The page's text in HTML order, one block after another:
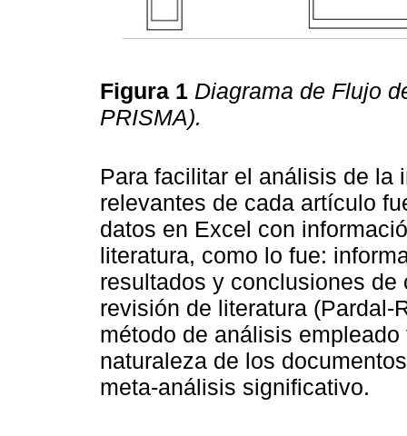
Figura 1 Diagrama de Flujo
PRISMA).
Para facilitar el análisis de la
relevantes de cada artículo
datos en Excel con
literatura, como lo fue:
resultados y conclusiones
revisión de literatura (Pardal-
método de análisis
naturaleza de los
meta-análisis significativo.